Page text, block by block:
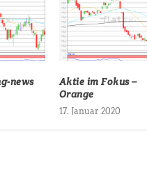
news
Aktie im Fokus –
Orange
17. Januar 2020